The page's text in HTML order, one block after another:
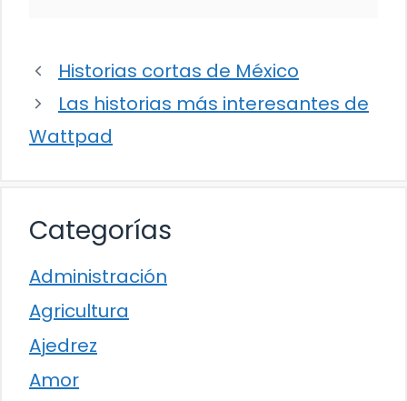
Historias cortas de México
Las historias más interesantes de
Wattpad
Categorías
Administración
Agricultura
Ajedrez
Amor